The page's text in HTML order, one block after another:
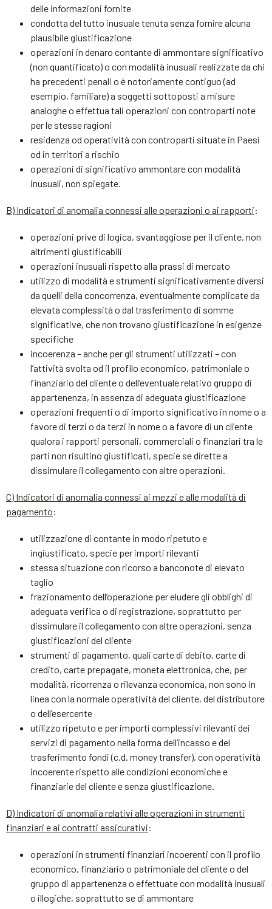
delle informazioni fornite
condotta del tutto inusuale tenuta senza fornire alcuna
plausibile giustificazione
operazioni in denaro contante di ammontare significativo
(non quantificato) o con modalità inusuali realizzate da chi
ha precedenti penali o è notoriamente contiguo (ad
esempio, familiare) a soggetti sottoposti a misure
analoghe o effettua tali operazioni con controparti note
per le stesse ragioni
residenza od operatività con controparti situate in Paesi
od in territori a rischio
operazioni di significativo ammontare con modalità
inusuali, non spiegate.
B) Indicatori di anomalia connessi alle operazioni o ai rapporti:
operazioni prive di logica, svantaggiose per il cliente, non
altrimenti giustificabili
operazioni inusuali rispetto alla prassi di mercato
utilizzo di modalità e strumenti significativamente diversi
da quelli della concorrenza, eventualmente complicate da
elevata complessità o dal trasferimento di somme
significative, che non trovano giustificazione in esigenze
specifiche
incoerenza – anche per gli strumenti utilizzati – con
l’attività svolta od il profilo economico, patrimoniale o
finanziario del cliente o dell’eventuale relativo gruppo di
appartenenza, in assenza di adeguata giustificazione
operazioni frequenti o di importo significativo in nome o a
favore di terzi o da terzi in nome o a favore di un cliente
qualora i rapporti personali, commerciali o finanziari tra le
parti non risultino giustificati, specie se dirette a
dissimulare il collegamento con altre operazioni.
C) Indicatori di anomalia connessi ai mezzi e alle modalità di
pagamento:
utilizzazione di contante in modo ripetuto e
ingiustificato, specie per importi rilevanti
stessa situazione con ricorso a banconote di elevato
taglio
frazionamento dell’operazione per eludere gli obblighi di
adeguata verifica o di registrazione, soprattutto per
dissimulare il collegamento con altre operazioni, senza
giustificazioni del cliente
strumenti di pagamento, quali carte di debito, carte di
credito, carte prepagate, moneta elettronica, che, per
modalità, ricorrenza o rilevanza economica, non sono in
linea con la normale operatività del cliente, del distributore
o dell’esercente
utilizzo ripetuto e per importi complessivi rilevanti dei
servizi di pagamento nella forma dell’incasso e del
trasferimento fondi (c.d. money transfer), con operatività
incoerente rispetto alle condizioni economiche e
finanziarie del cliente e senza giustificazione.
D) Indicatori di anomalia relativi alle operazioni in strumenti
finanziari e ai contratti assicurativi:
operazioni in strumenti finanziari incoerenti con il profilo
economico, finanziario o patrimoniale del cliente o del
gruppo di appartenenza o effettuate con modalità inusuali
o illogiche, soprattutto se di ammontare